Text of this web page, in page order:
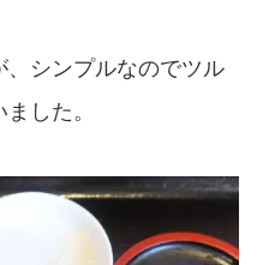
シンプルなのでツル
した。